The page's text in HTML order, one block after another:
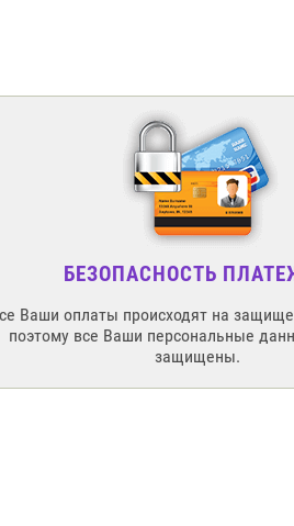
БЕЗОПАСНОСТЬ
Ваши оплаты происходят на
поэтому все Ваши персональные
защищены.